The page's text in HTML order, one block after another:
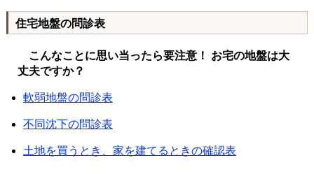
住宅地盤の問診表
こんなことに思い当ったら要注意！ お宅の地盤は大
丈夫ですか？
軟弱地盤の問診表
不同沈下の問診表
土地を買うとき、家を建てるときの確認表